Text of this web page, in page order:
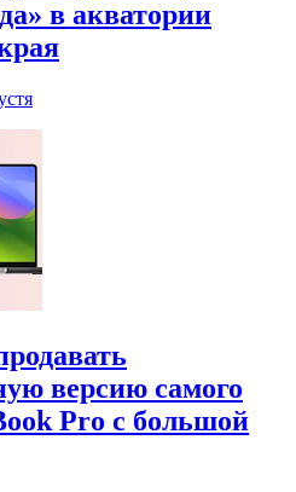
в акватории
версию самого
Pro с большой